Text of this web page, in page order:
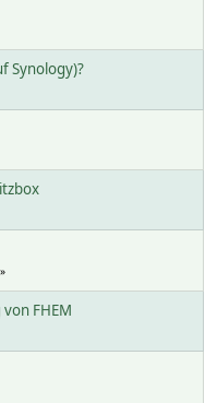
Synology)?
FHEM